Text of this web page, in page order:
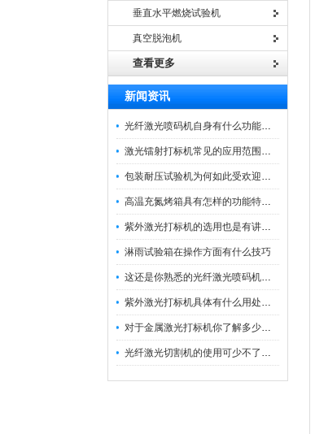
垂直水平燃烧试验机
真空脱泡机
查看更多
新闻资讯
光纤激光喷码机自身有什么功能？不妨看看下文
激光镭射打标机常见的应用范围如下
包装耐压试验机为何如此受欢迎呢？
高温充氮烤箱具有怎样的功能特点呢？
紫外激光打标机的选用也是有讲究的
淋雨试验箱在操作方面有什么技巧
这还是你熟悉的光纤激光喷码机吗？
紫外激光打标机具体有什么用处呢？
对于金属激光打标机你了解多少呢？
光纤激光切割机的使用可少不了以下步骤